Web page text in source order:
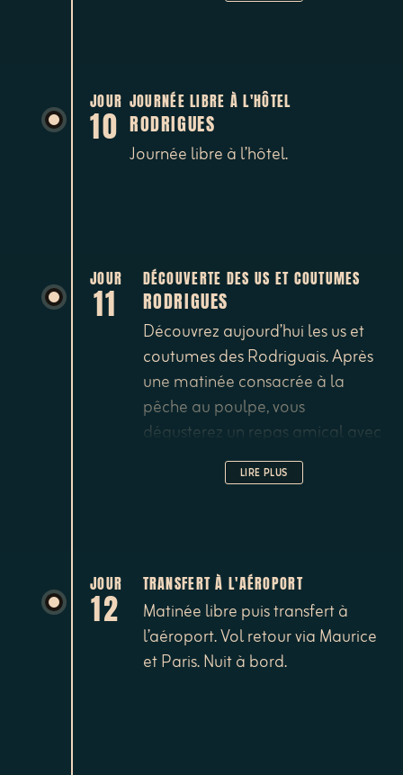
JOUR
10
JOURNÉE LIBRE À L'HÔTEL
RODRIGUES
Journée libre à l’hôtel.
JOUR
11
DÉCOUVERTE DES US ET COUTUMES
RODRIGUES
Découvrez aujourd’hui les us et
coutumes des Rodriguais. Après
une matinée consacrée à la
pêche au poulpe, vous
dégusterez un repas amical avec
les locaux qui auront plaisir à
vous faire partager leurs
LIRE PLUS
JOUR
12
TRANSFERT À L'AÉROPORT
Matinée libre puis transfert à
l’aéroport. Vol retour via Maurice
et Paris. Nuit à bord.